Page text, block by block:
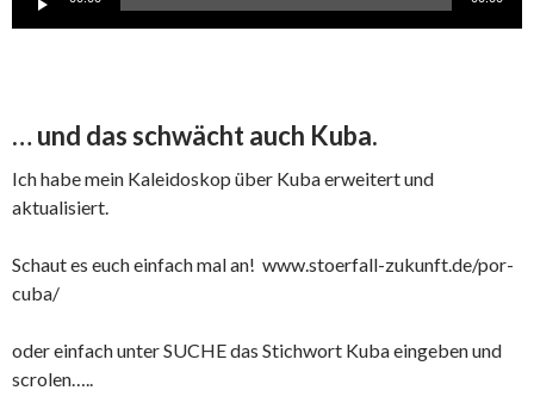
… und das schwächt auch Kuba.
Ich habe mein Kaleidoskop über Kuba erweitert und
aktualisiert.
Schaut es euch einfach mal an! www.stoerfall-zukunft.de/por-
cuba/
oder einfach unter SUCHE das Stichwort Kuba eingeben und
scrolen…..